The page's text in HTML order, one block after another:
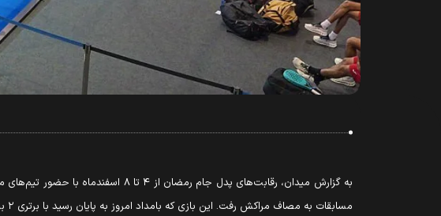
به گزارش میدان، رقابت‌های پدل جام
مسابقات به مصاف مراکش رفت. این بازی که بامداد امروز به پایان رسید با برتری ۲ بر یک نماینده آفریقا همراه بود.